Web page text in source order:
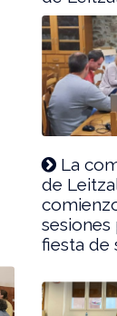
La
de
sesiones
fiesta de